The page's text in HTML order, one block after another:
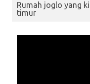
Rumah joglo yang
timur